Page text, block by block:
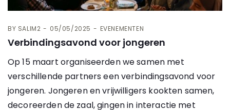
BY SALIM2 05/05/2025 EVENEMENTEN
Verbindingsavond voor jongeren
Op 15 maart organiseerden we samen met
verschillende partners een verbindingsavond voor
jongeren. Jongeren en vrijwilligers kookten samen,
decoreerden de zaal, gingen in interactie met